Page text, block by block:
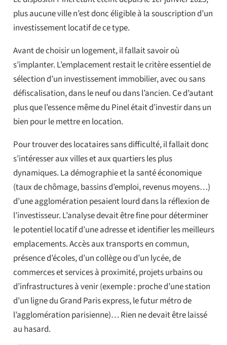
plus aucune ville n’est donc éligible à la souscription d’un
investissement locatif de ce type.
Avant de choisir un logement, il fallait savoir où
s’implanter. L’emplacement restait le critère essentiel de
sélection d’un investissement immobilier, avec ou sans
défiscalisation, dans le neuf ou dans l’ancien. Ce d’autant
plus que l’essence même du Pinel était d’investir dans un
bien pour le mettre en location.
Pour trouver des locataires sans difficulté, il fallait donc
s’intéresser aux villes et aux quartiers les plus
dynamiques. La démographie et la santé économique
(taux de chômage, bassins d’emploi, revenus moyens…)
d’une agglomération pesaient lourd dans la réflexion de
l’investisseur. L’analyse devait être fine pour déterminer
le potentiel locatif d’une adresse et identifier les meilleurs
emplacements. Accès aux transports en commun,
présence d’écoles, d’un collège ou d’un lycée, de
commerces et services à proximité, projets urbains ou
d’infrastructures à venir (exemple : proche d’une station
d’un ligne du Grand Paris express, le futur métro de
l’agglomération parisienne)… Rien ne devait être laissé
au hasard.